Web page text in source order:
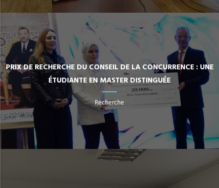
PRIX DE RECHERCHE DU CONSEIL DE LA CONCURRENCE : UNE
ÉTUDIANTE EN MASTER DISTINGUÉE
Recherche